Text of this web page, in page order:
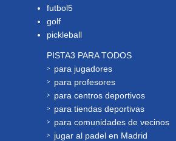
futbol5
golf
pickleball
PISTA3 PARA TODOS
para jugadores
para profesores
para centros deportivos
para tiendas deportivas
para comunidades de vecinos
jugar al padel en Madrid